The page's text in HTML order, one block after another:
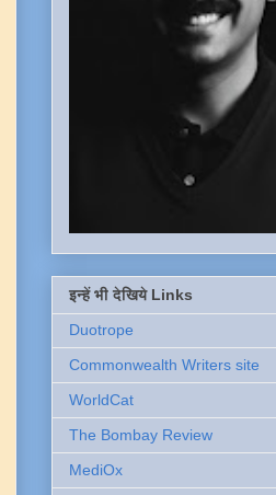
इन्हें भी देखिये Links
Duotrope
Commonwealth Writers site
WorldCat
The Bombay Review
MediOx